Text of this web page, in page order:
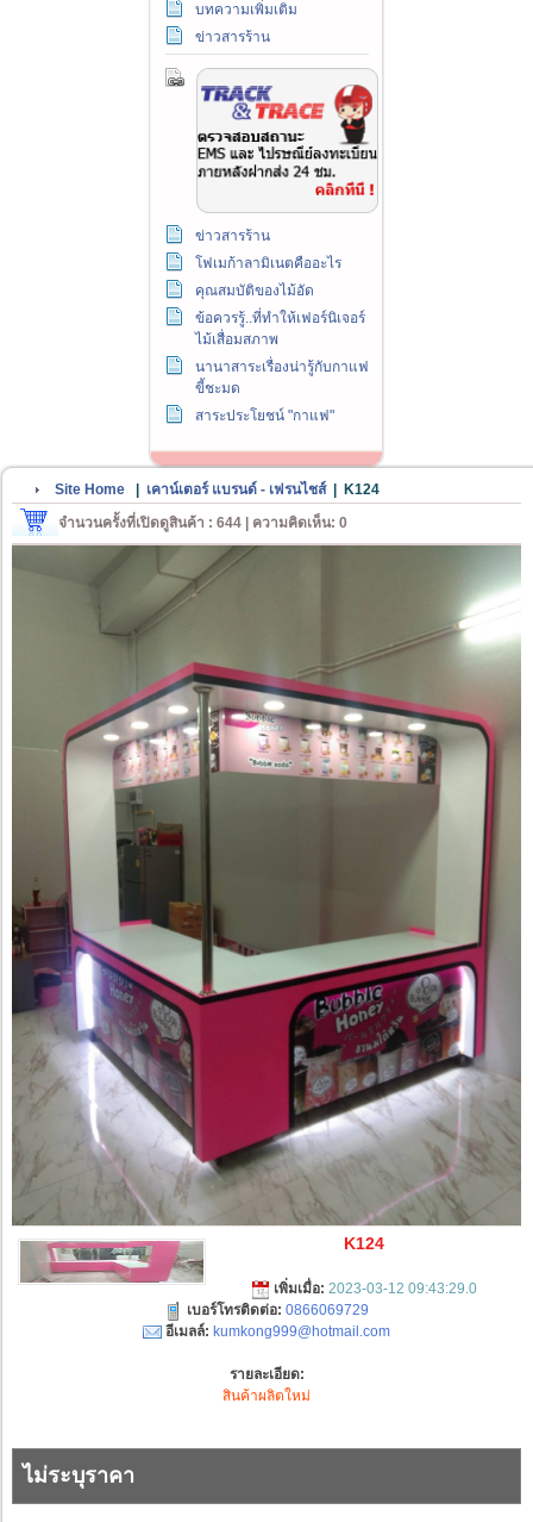
บทความเพิ่มเติม
ข่าวสารร้าน
ข่าวสารร้าน
โฟเมก้าลามิเนตคืออะไร
คุณสมบัติของไม้อัด
ข้อควรรู้..ที่ทำให้เฟอร์นิเจอร์
ไม้เสื่อมสภาพ
นานาสาระเรื่องน่ารู้กับกาแฟ
ขี้ชะมด
สาระประโยชน์ "กาแฟ"
Site Home เคาน์เตอร์ แบรนด์ - เฟรนไชส์|
K124
จำนวนครั้งที่เปิดดูสินค้า : 644 | ความคิดเห็น: 0
K124
เพิ่มเมื่อ: 2023-03-12 09:43:29.0
เบอร์โทรติดต่อ: 0866069729
อีเมลล์: kumkong999@hotmail.com
รายละเอียด:
สินค้าผลิตใหม่
ไม่ระบุราคา